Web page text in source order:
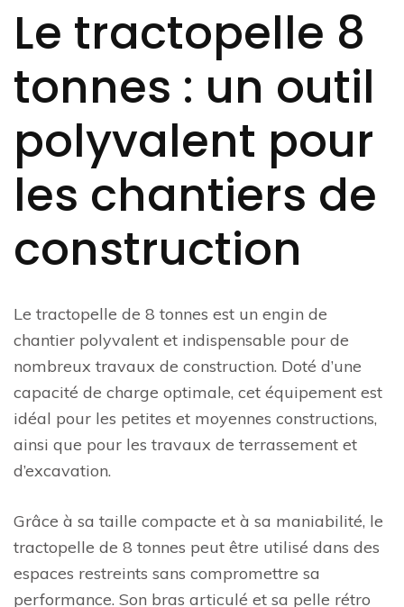
Le tractopelle 8
tonnes : un outil
polyvalent pour
les chantiers de
construction
Le tractopelle de 8 tonnes est un engin de
chantier polyvalent et indispensable pour de
nombreux travaux de construction. Doté d’une
capacité de charge optimale, cet équipement est
idéal pour les petites et moyennes constructions,
ainsi que pour les travaux de terrassement et
d’excavation.
Grâce à sa taille compacte et à sa maniabilité, le
tractopelle de 8 tonnes peut être utilisé dans des
espaces restreints sans compromettre sa
performance. Son bras articulé et sa pelle rétro